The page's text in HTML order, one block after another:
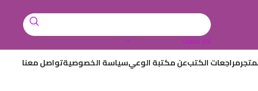
أختر تصنيف
مراجعات الكتبعن مكتبة الوعيسياسة الخصوصيةتواصل معنا